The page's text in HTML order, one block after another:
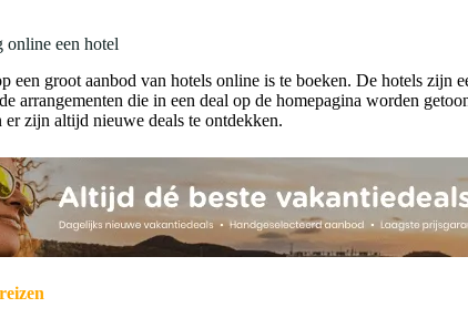
online een hotel
een groot aanbod van hotels online is te boeken. De hotels
arrangementen die in een deal op de homepagina worden
zijn altijd nieuwe deals te ontdekken.